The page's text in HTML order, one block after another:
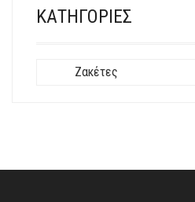
ΣΕΛΊΔΑ
ΚΑΤΗΓΟΡΊΕΣ
Ζακέτες